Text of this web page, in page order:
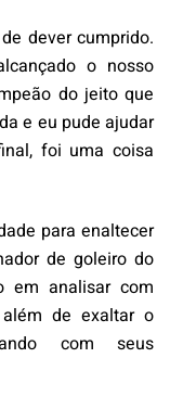
dever cumprido.
o nosso
do jeito que
e eu pude ajudar
foi uma coisa
para enaltecer
de goleiro do
em analisar com
além de exaltar o
com seus